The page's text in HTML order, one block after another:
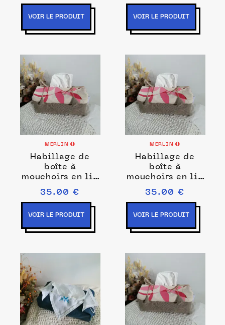
VOIR LE PRODUIT VOIR LE PRODUIT
MERLIN
Habillage de
boîte à
mouchoirs en lin
peint à la main
Vert
35.00 €
VOIR LE PRODUIT
MERLIN
Habillage de
boîte à
mouchoirs en lin
peint à la main
Bleu
35.00 €
VOIR LE PRODUIT